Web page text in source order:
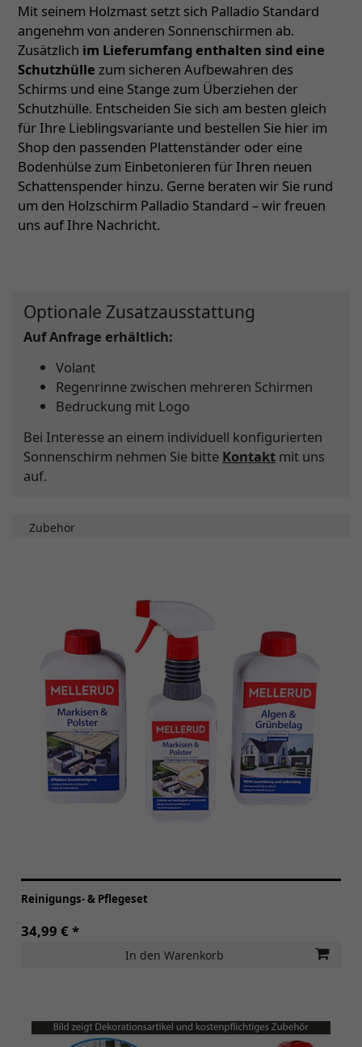
Mit seinem Holzmast setzt sich Palladio Standard
angenehm von anderen Sonnenschirmen ab.
Zusätzlich im Lieferumfang enthalten sind eine
Schutzhülle zum sicheren Aufbewahren des
Schirms und eine Stange zum Überziehen der
Schutzhülle. Entscheiden Sie sich am besten gleich
für Ihre Lieblingsvariante und bestellen Sie hier im
Shop den passenden Plattenständer oder eine
Bodenhülse zum Einbetonieren für Ihren neuen
Schattenspender hinzu. Gerne beraten wir Sie rund
um den Holzschirm Palladio Standard – wir freuen
uns auf Ihre Nachricht.
Optionale Zusatzausstattung
Auf Anfrage erhältlich:
Volant
Regenrinne zwischen mehreren Schirmen
Bedruckung mit Logo
Bei Interesse an einem individuell konfigurierten
Sonnenschirm nehmen Sie bitte Kontakt mit uns
auf.
Zubehör
Reinigungs- & Pflegeset
34,99 € *
In den Warenkorb